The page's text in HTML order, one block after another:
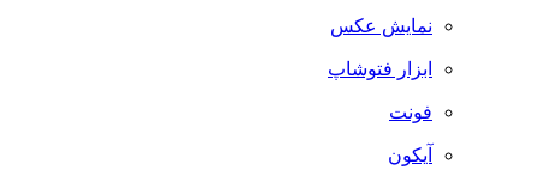
نمایش عکس
ابزار فتوشاپ
فونت
آیکون